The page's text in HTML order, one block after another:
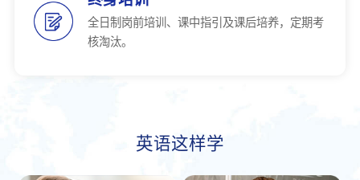
全日制岗前培训、课中指引及课后培养，定期考
核淘汰。
英语这样学